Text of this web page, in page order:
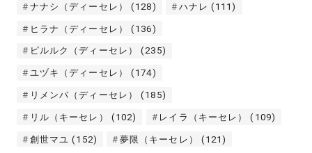
ナナシ（ディーセレ） (128) ハナレ (111)
ヒラナ（ディーセレ） (136)
ピルルク（ディーセレ） (235)
ユヅキ（ディーセレ） (174)
リメンバ（ディーセレ） (185)
リル（キーセレ） (102) レイラ（キーセレ） (109)
創世マユ (152) 夢限（キーセレ） (121)